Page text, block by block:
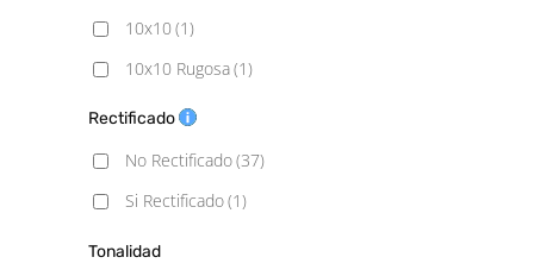
Mediterráneo
Metálico(2)
Moderno (1)
Monocolor(11)
Piedra
10x10 (1)
10x10 Rugosa(1)
10x20 (1)
10x20 Rugosa
(1)
15x30
(1)
Rectificado
No Rectificado(37)
Si Rectificado(1)
Tonalidad